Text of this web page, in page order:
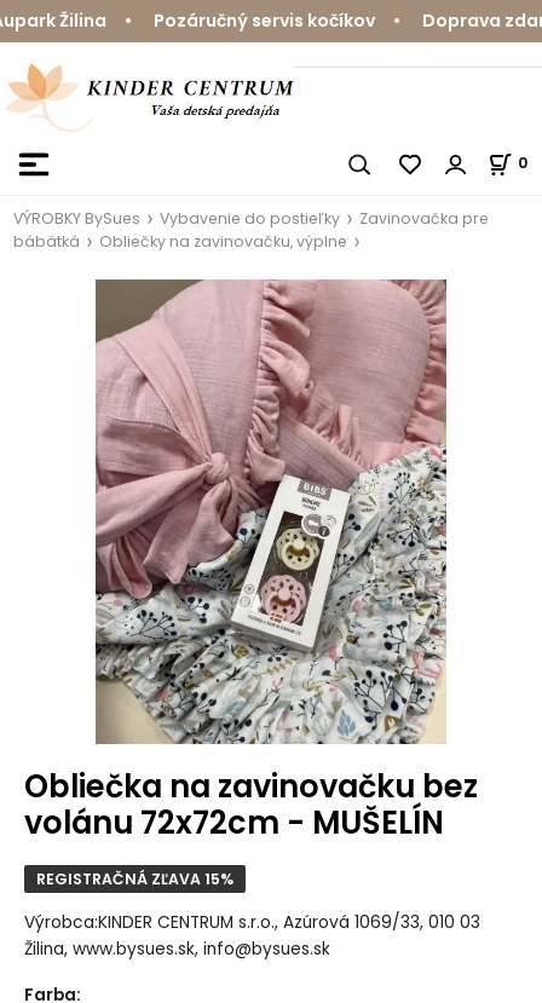
Žilina • Pozáručný servis kočíkov • Doprava
0
VÝROBKY BySues Vybavenie do postieľky
Zavinovačka pre
bábätká
Obliečky na zavinovačku, výplne
Obliečka na zavinovačku bez
volánu 72x72cm - MUŠELÍN
REGISTRAČNÁ ZĽAVA 15%
Výrobca:KINDER CENTRUM s.r.o., Azúrová 1069/33, 010 03
Žilina, www.bysues.sk, info@bysues.sk
Farba: